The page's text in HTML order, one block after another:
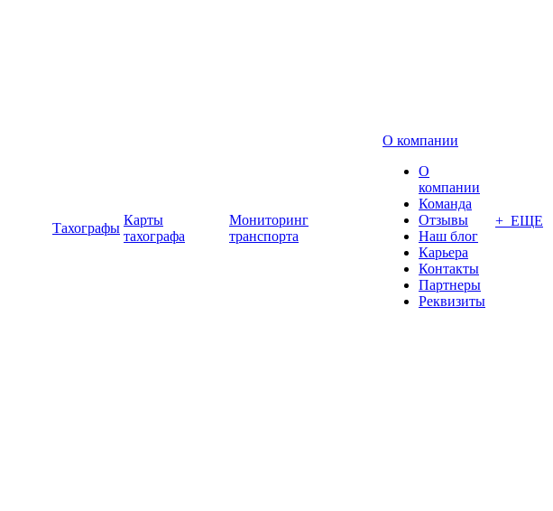
Тахографы
Карты
тахографа
Мониторинг
транспорта
О компании
О
компании
Команда
Отзывы
Наш блог
Карьера
Контакты
Партнеры
Реквизиты
+ ЕЩЕ